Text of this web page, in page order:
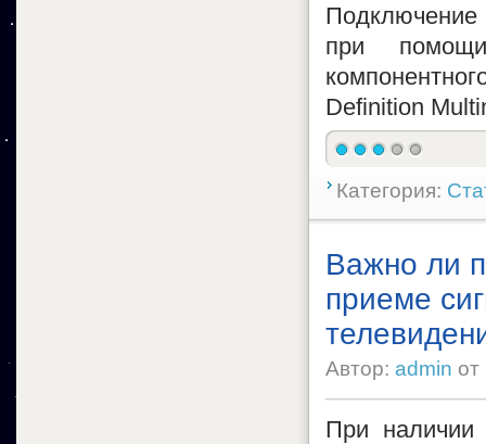
при
Definition
Категория:
Важно ли
приеме
Автор: admin от
При наличии